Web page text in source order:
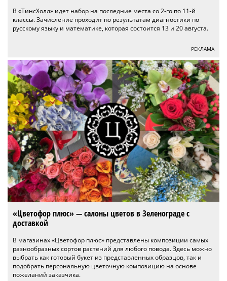
В «ТинсХолл» идет набор на последние места со 2-го по 11-й
классы. Зачисление проходит по результатам диагностики по
русскому языку и математике, которая состоится 13 и 20 августа.
РЕКЛАМА
«Цветофор плюс» — салоны цветов в Зеленограде с
доставкой
В магазинах «Цветофор плюс» представлены композиции самых
разнообразных сортов растений для любого повода. Здесь можно
выбрать как готовый букет из представленных образцов, так и
подобрать персональную цветочную композицию на основе
пожеланий заказчика.